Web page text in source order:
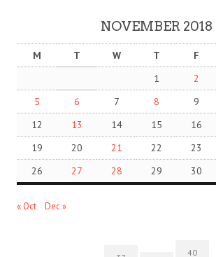
NOVEMBER 2018
M T W T F
1
2
5
6 7 8 9
12
13 14 15 16
19
20 21 22 23
26
27 28 29 30
« Oct Dec »
40